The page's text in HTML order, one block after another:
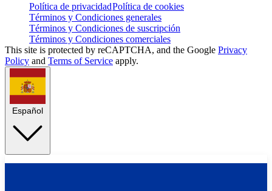
Política de privacidadPolítica de cookies
Términos y Condiciones generales
Términos y Condiciones de suscripción
Términos y Condiciones comerciales
This site is protected by reCAPTCHA, and the Google Privacy
Policy and Terms of Service apply.
Español